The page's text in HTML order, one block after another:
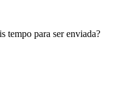
tempo para ser enviada?